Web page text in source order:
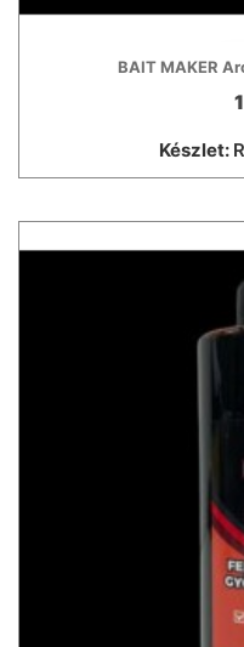
BAIT MAKER
Készlet: